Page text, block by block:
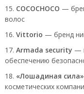
COCOCHOCO —
волос
Vittorio — бренд
Armada security —
обеспечению
«Лошадиная сила»
косметических